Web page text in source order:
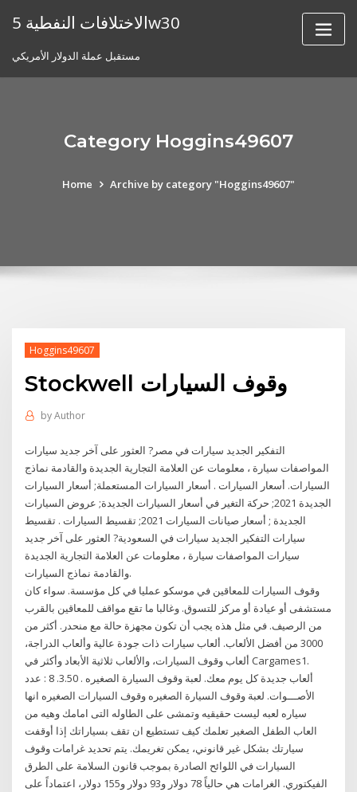
الاختلافات النفطية 5w30
مستقبل عملة الدولار الأمريكي
Category Hoggins49607
Home Archive by category "Hoggins49607"
Hoggins49607
Stockwell وقوف السيارات
byAuthor
التفكير الجديد سيارات في مصر? العثور على آخر جديد سيارات
المواصفات سيارة ، معلومات عن العلامة التجارية الجديدة والقادمة نماذج
السيارات. أسعار السيارات . أسعار السيارات المستعملة; أسعار السيارات
الجديدة 2021; حركة التغير في أسعار السيارات الجديدة; عروض السيارات
الجديدة ; أسعار صيانات السيارات 2021; تقسيط السيارات . تقسيط
سيارات التفكير الجديد سيارات في السعودية? العثور على آخر جديد
سيارات المواصفات سيارة ، معلومات عن العلامة التجارية الجديدة
والقادمة نماذج السيارات.
وقوف السيارات للمعاقين في موسكو عمليا في كل مؤسسة. سواء كان
مستشفى أو عيادة أو مركز للتسوق. وغالبا ما تقع مواقف للمعاقين بالقرب
من الرصيف. في مثل هذه يجب أن تكون مجهزة حالة مع منحدر. أكثر من
3000 من أفضل الألعاب. ألعاب سيارات ذات جودة عالية وألعاب الدراجة،
ألعاب وقوف السيارات، والألعاب ثلاثية الأبعاد وأكثر في Cargames1.
ألعاب جديدة كل يوم معك. لعبة وقوف السيارة الصغيره . 3.50. 8 : عدد
الأصـــوات. لعبة وقوف السيارة الصغيره وقوف السيارات الصغيره انها
سياره لعبه ليست حقيقيه وتمشى على الطاوله التى امامك وهيه من
العاب الطفل الصغير تعلمك كيف تستطيع ان تقف بسياراتك إذا أوقفت
سيارتك بشكل غير قانوني، يمكن تغريمك. يتم تحديد غرامات وقوف
السيارات في اللوائح الصادرة بموجب قانون السلامة على الطرق
الفيكتوري. الغرامات هي حالياً 78 دولار و93 دولار و155 دولار، اعتماداً على